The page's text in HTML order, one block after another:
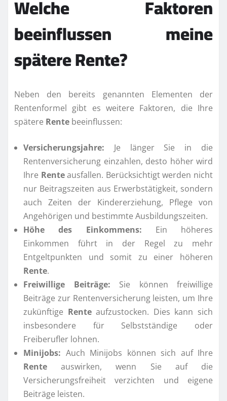
Welche Faktoren
beeinflussen meine
spätereRente?
Neben den bereits genannten Elementen der
Rentenformel gibt es weitere Faktoren, die Ihre
spätere Rente beeinflussen:
Versicherungsjahre: Je länger Sie in die
Rentenversicherung einzahlen, desto höher wird
Ihre Renteausfallen. Berücksichtigt werden nicht
nur Beitragszeiten aus Erwerbstätigkeit, sondern
auch Zeiten der Kindererziehung, Pflege von
Angehörigen und bestimmte Ausbildungszeiten.
Höhe des Einkommens: Ein höheres
Einkommen führt in der Regel zu mehr
Entgeltpunkten und somit zu einer höheren
Rente.
Freiwillige Beiträge: Sie können freiwillige
Beiträge zur Rentenversicherung leisten, um Ihre
zukünftige Renteaufzustocken. Dies kann sich
insbesondere für Selbstständige oder
Freiberufler lohnen.
Minijobs: Auch Minijobs können sich auf Ihre
Rente auswirken, wenn Sie auf die
Versicherungsfreiheit verzichten und eigene
Beiträge leisten.